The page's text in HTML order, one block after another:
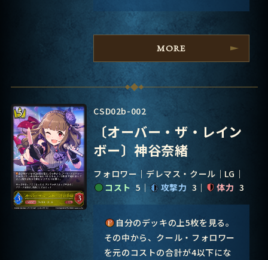
MORE
CSD02b-002
〔オーバー・ザ・レイン
ボー〕神谷奈緒
フォロワー デレマス・クール
LG
コスト 5 攻撃力 3 体力 3
自分のデッキの上5枚を見る。
その中から、クール・フォロワー
を元のコストの合計が4以下にな